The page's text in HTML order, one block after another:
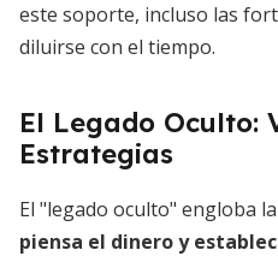
este soporte, incluso las
diluirse con el tiempo.
El Legado Oculto:
Estrategias
El "legado oculto" engloba
piensa el dinero y